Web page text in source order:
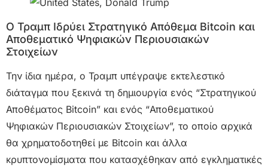
Ο Τραμπ Ιδρύει Στρατηγικό Απόθεμα Bitcoin και
Αποθεματικό Ψηφιακών Περιουσιακών
Στοιχείων
Την ίδια ημέρα, ο Τραμπ υπέγραψε εκτελεστικό
διάταγμα που ξεκινά τη δημιουργία ενός “Στρατηγικού
Αποθέματος Bitcoin” και ενός “Αποθεματικού
Ψηφιακών Περιουσιακών Στοιχείων”, το οποίο αρχικά
θα χρηματοδοτηθεί με Bitcoin και άλλα
κρυπτονομίσματα που κατασχέθηκαν από εγκληματικές